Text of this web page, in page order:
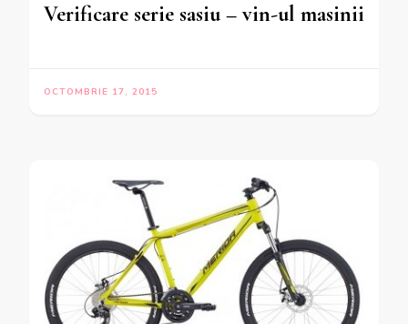
Verificare serie sasiu – vin-ul masinii
OCTOMBRIE 17, 2015